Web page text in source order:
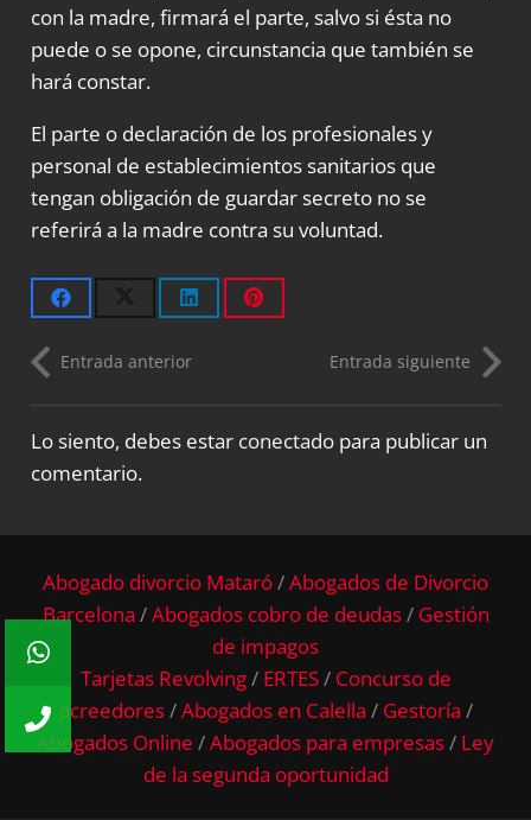
con la madre, firmará el parte, salvo si ésta no
puede o se opone, circunstancia que también se
hará constar.
El parte o declaración de los profesionales y
personal de establecimientos sanitarios que
tengan obligación de guardar secreto no se
referirá a la madre contra su voluntad.
Entrada anterior Entrada siguiente
Lo siento, debes estar conectadopara publicar un
comentario.
Abogado divorcio Mataró/Abogados de Divorcio
Barcelona /Abogados cobro de deudas/ Gestión
de impagos
Tarjetas Revolving/ ERTES/ Concurso de
acreedores/Abogados en Calella / Gestoría /
Abogados Online /Abogados para empresas/ Ley
de la segunda oportunidad